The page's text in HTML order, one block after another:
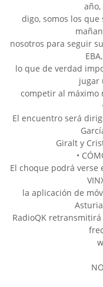
digo, somos los
nosotros para seguir
lo que de verdad
jugar
competir al máximo
El encuentro será
Giralt y
•
El choque podrá
la aplicación de
RadioQK